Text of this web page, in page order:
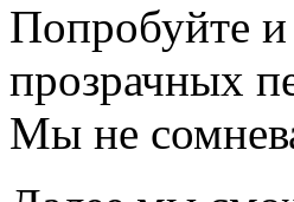
Попробуйте
прозрачных
Мы не